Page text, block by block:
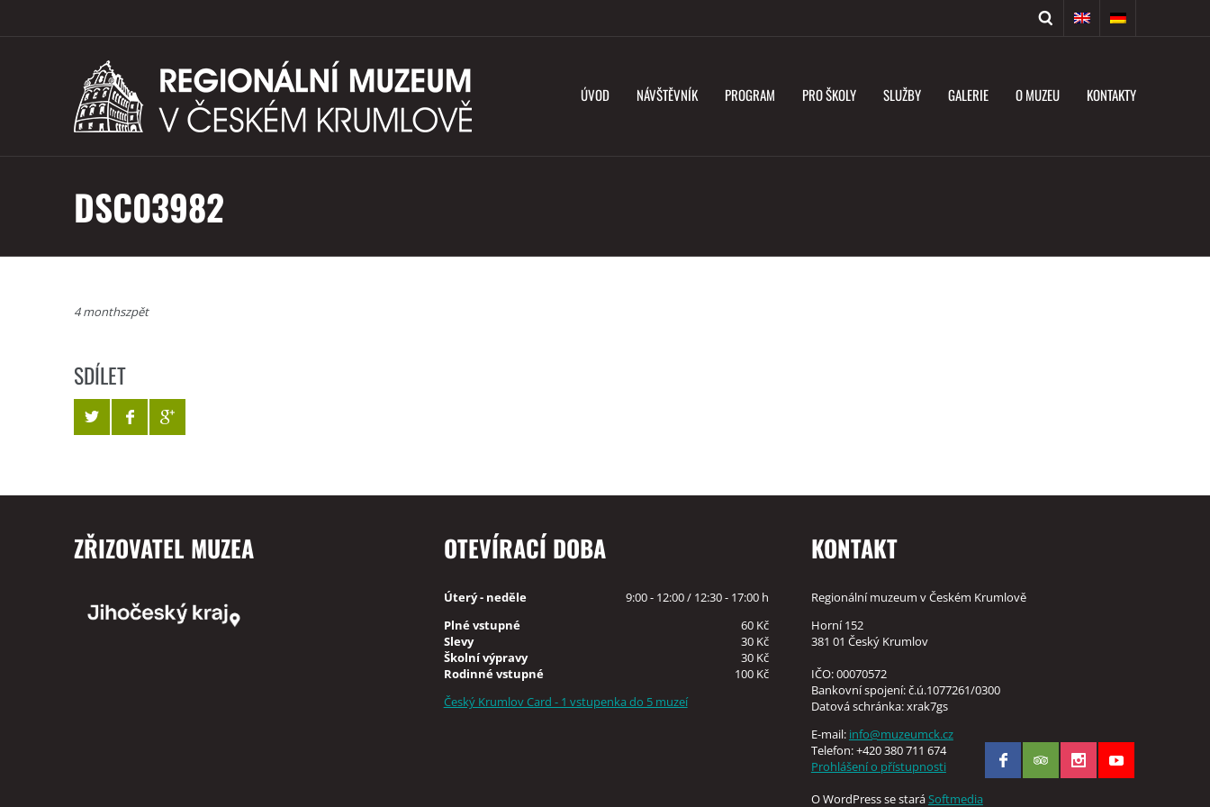
ÚVOD NÁVŠTĚVNÍK PROGRAM PRO ŠKOLY SLUŽBY GALERIE O MUZEU KONTAKTY
DSC03982
4 monthszpět
SDÍLET
ZŘIZOVATEL MUZEA OTEVÍRACÍ DOBA
Úterý - neděle
9:00 - 12:00 / 12:30 - 17:00 h
Plné vstupné
60 Kč
Slevy
30 Kč
Školní výpravy
30 Kč
Rodinné vstupné
100 Kč
Český Krumlov Card - 1 vstupenka do 5 muzeí
KONTAKT
Regionální muzeum v Českém Krumlově
Horní 152
381 01 Český Krumlov
IČO: 00070572
Bankovní spojení: č.ú.1077261/0300
Datová schránka: xrak7gs
E-mail: info@muzeumck.cz
Telefon: +420 380 711 674
Prohlášení o přístupnosti
O WordPress se staráSoftmedia